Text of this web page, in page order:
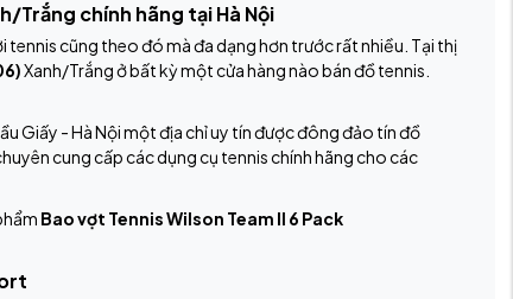
Trắng chính hãng tại Hà Nội
cũng theo đó mà đa dạng hơn trước rất nhiều. Tại thị
Xanh/Trắng ở bất kỳ một cửa hàng nào bán đồ tennis.
Giấy - Hà Nội một địa chỉ uy tín được đông đảo tín đồ
cung cấp các dụng cụ tennis chính hãng cho các
Bao vợt Tennis Wilson Team II 6 Pack